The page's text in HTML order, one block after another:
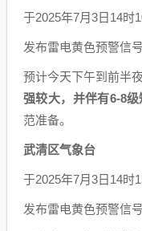
于2025年7月3日14时
发布雷电黄色预警信号
预计今天下午到前半
强较大，并伴有6-8
范准备。
武清区气象台
于2025年7月3日14时
发布雷电黄色预警信号